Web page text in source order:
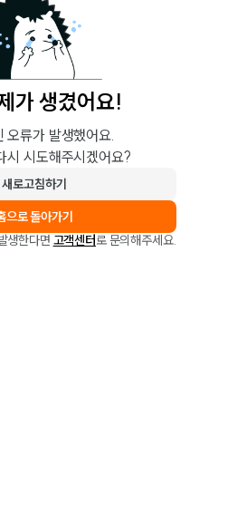
가 생겼어요!
오류가 발생했어요.
시 시도해주시겠어요?
새로고침하기
으로 돌아가기
생한다면 고객센터로 문의해주세요.